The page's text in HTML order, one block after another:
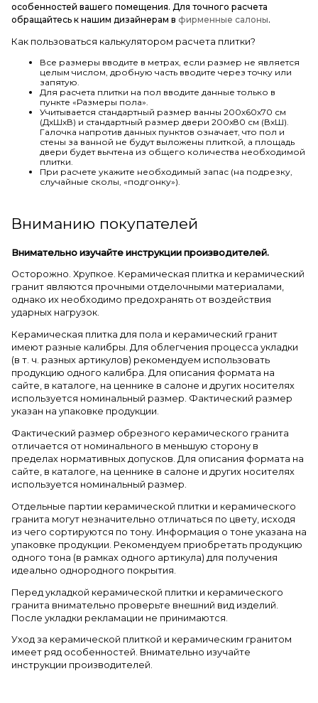
особенностей вашего помещения. Для точного расчета
обращайтесь к нашим дизайнерам в фирменные салоны.
Как пользоваться калькулятором расчета плитки?
Все размеры вводите в метрах, если размер не является
целым числом, дробную часть вводите через точку или
запятую.
Для расчета плитки на пол вводите данные только в
пункте «Размеры пола».
Учитывается стандартный размер ванны 200х60х70 см
(ДхШхВ) и стандартный размер двери 200х80 см (ВхШ).
Галочка напротив данных пунктов означает, что пол и
стены за ванной не будут выложены плиткой, а площадь
двери будет вычтена из общего количества необходимой
плитки.
При расчете укажите необходимый запас (на подрезку,
случайные сколы, «подгонку»).
Вниманию покупателей
Внимательно изучайте инструкции производителей.
Осторожно. Хрупкое. Керамическая плитка и керамический
гранит являются прочными отделочными материалами,
однако их необходимо предохранять от воздействия
ударных нагрузок.
Керамическая плитка для пола и керамический гранит
имеют разные калибры. Для облегчения процесса укладки
(в т. ч. разных артикулов) рекомендуем использовать
продукцию одного калибра. Для описания формата на
сайте, в каталоге, на ценнике в салоне и других носителях
используется номинальный размер. Фактический размер
указан на упаковке продукции.
Фактический размер обрезного керамического гранита
отличается от номинального в меньшую сторону в
пределах нормативных допусков. Для описания формата на
сайте, в каталоге, на ценнике в салоне и других носителях
используется номинальный размер.
Отдельные партии керамической плитки и керамического
гранита могут незначительно отличаться по цвету, исходя
из чего сортируются по тону. Информация о тоне указана на
упаковке продукции. Рекомендуем приобретать продукцию
одного тона (в рамках одного артикула) для получения
идеально однородного покрытия.
Перед укладкой керамической плитки и керамического
гранита внимательно проверьте внешний вид изделий.
После укладки рекламации не принимаются.
Уход за керамической плиткой и керамическим гранитом
имеет ряд особенностей. Внимательно изучайте
инструкции производителей.